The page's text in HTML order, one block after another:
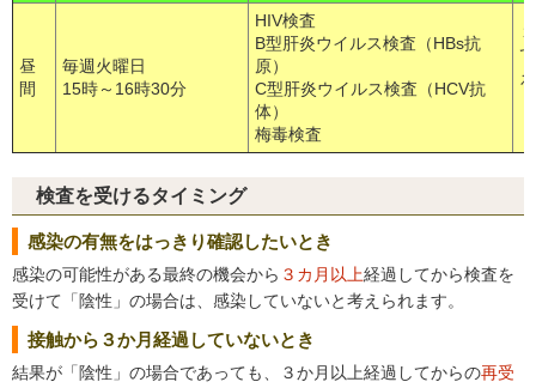
昼
間
毎週火曜日
15時～16時30分
HIV検査
B型肝炎ウイルス検査（HBs抗
原）
C型肝炎ウイルス検査（HCV抗
体）
梅毒検査
検査を受けるタイミング
感染の有無をはっきり確認したいとき
感染の可能性がある最終の機会から ３カ月以上経過してから検査を
受けて「陰性」の場合は、感染していないと考えられます。
接触から３か月経過していないとき
結果が「陰性」の場合であっても、３か月以上経過してからの再受